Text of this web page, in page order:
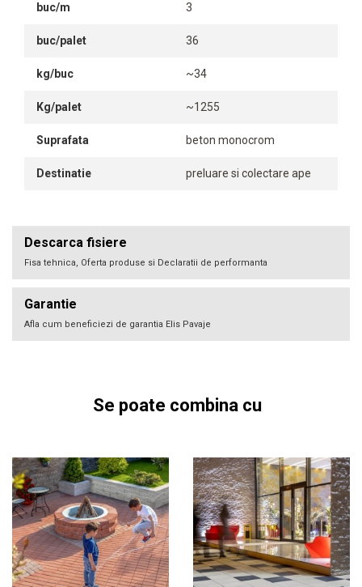
buc/m 3
buc/palet 36
kg/buc ~34
Kg/palet ~1255
Suprafata beton monocrom
Destinatie preluare si colectare ape
Descarca fisiere
Fisa tehnica, Oferta produse si Declaratii de performanta
Garantie
Afla cum beneficiezi de garantia Elis Pavaje
Se poate combina cu